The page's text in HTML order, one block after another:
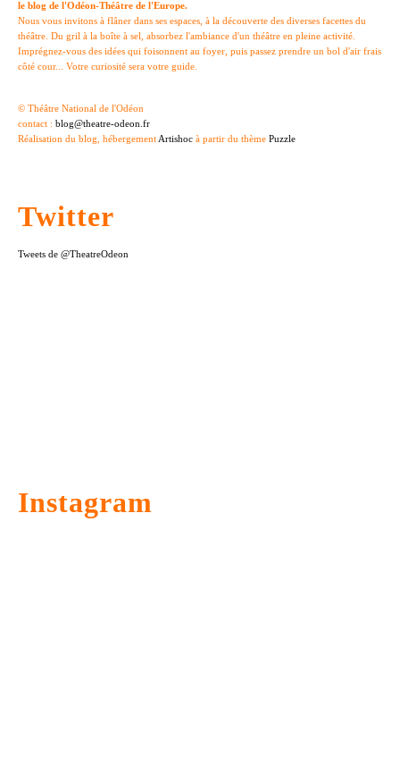
le blog de l'Odéon-Théâtre de l'Europe.
Nous vous invitons à flâner dans ses espaces, à la découverte des diverses facettes du
théâtre. Du gril à la boîte à sel, absorbez l'ambiance d'un théâtre en pleine activité.
Imprégnez-vous des idées qui foisonnent au foyer, puis passez prendre un bol d'air frais
côté cour... Votre curiosité sera votre guide.
© Théâtre National de l'Odéon
contact : blog@theatre-odeon.fr
Réalisation du blog, hébergementArtishoc à partir du thème Puzzle
Twitter
Tweets de @TheatreOdeon
Instagram